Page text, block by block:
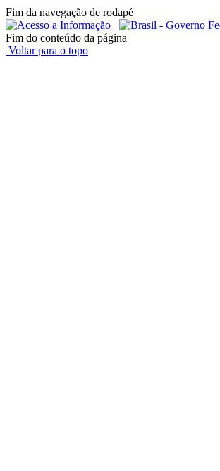
Fim da navegação de rodapé
Fim do conteúdo da página
Voltar para o topo